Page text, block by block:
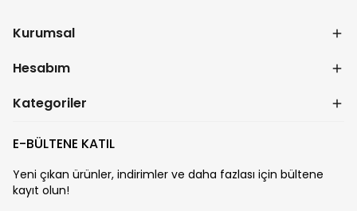
Kurumsal
Hesabım
Kategoriler
E-BÜLTENE KATIL
Yeni çıkan ürünler, indirimler ve daha fazlası için bültene
kayıt olun!